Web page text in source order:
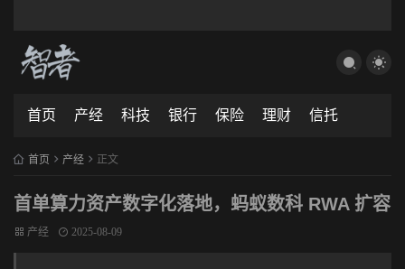
首页 产经 科技 银行 保险 理财 信托
首页 产经 正文
首单算力资产数字化落地，蚂蚁数科 RWA 扩容
产经 2025-08-09